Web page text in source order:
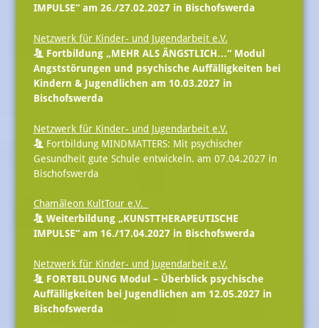
IMPULSE“ am 26./27.02.2027 in Bischofswerda
Netzwerk für Kinder- und Jugendarbeit e.V.
Fortbildung „MEHR ALS ÄNGSTLICH…“ Modul
Angststörungen und psychische Auffälligkeiten bei
Kindern & Jugendlichen am 10.03.2027 in
Bischofswerda
Netzwerk für Kinder- und Jugendarbeit e.V.
Fortbildung MINDMATTERS: Mit psychischer
Gesundheit gute Schule entwickeln. am 07.04.2027 in
Bischofswerda
Chamäleon KultTour e.V.
Weiterbildung „KUNSTTHERAPEUTISCHE
IMPULSE“ am 16./17.04.2027 in Bischofswerda
Netzwerk für Kinder- und Jugendarbeit e.V.
FORTBILDUNG Modul – Überblick psychische
Auffälligkeiten bei Jugendlichen am 12.05.2027 in
Bischofswerda